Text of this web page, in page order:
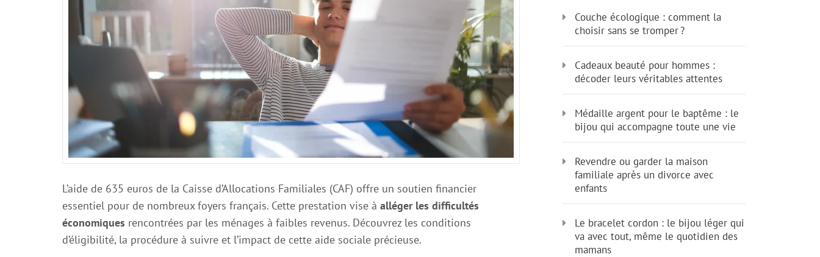
L’aide de 635 euros de la Caisse d’Allocations Familiales (CAF) offre un soutien financier
essentiel pour de nombreux foyers français. Cette prestation vise à alléger les difficultés
économiques rencontrées par les ménages à faibles revenus. Découvrez les conditions
d’éligibilité, la procédure à suivre et l’impact de cette aide sociale précieuse.
Couche écologique : comment la
choisir sans se tromper ?
Cadeaux beauté pour hommes :
décoder leurs véritables attentes
Médaille argent pour le baptême : le
bijou qui accompagne toute une vie
Revendre ou garder la maison
familiale après un divorce avec
enfants
Le bracelet cordon : le bijou léger qui
va avec tout, même le quotidien des
mamans